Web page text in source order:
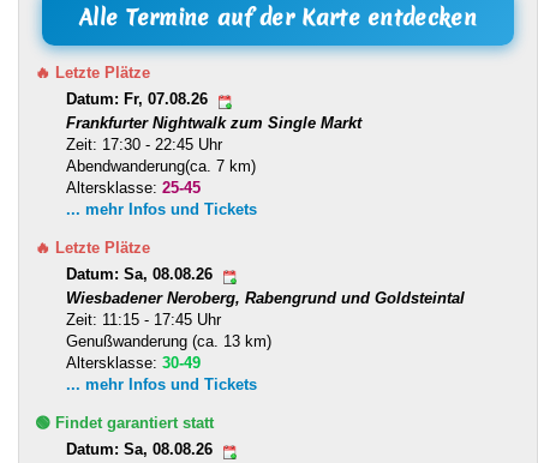
Alle Termine auf der Karte entdecken
🔥 Letzte Plätze
Datum: Fr, 07.08.26
Frankfurter Nightwalk zum Single Markt
Zeit: 17:30 - 22:45 Uhr
Abendwanderung(ca. 7 km)
Altersklasse: 25-45
... mehr Infos und Tickets
🔥 Letzte Plätze
Datum: Sa, 08.08.26
Wiesbadener Neroberg, Rabengrund und Goldsteintal
Zeit: 11:15 - 17:45 Uhr
Genußwanderung (ca. 13 km)
Altersklasse: 30-49
... mehr Infos und Tickets
🟢 Findet garantiert statt
Datum: Sa, 08.08.26